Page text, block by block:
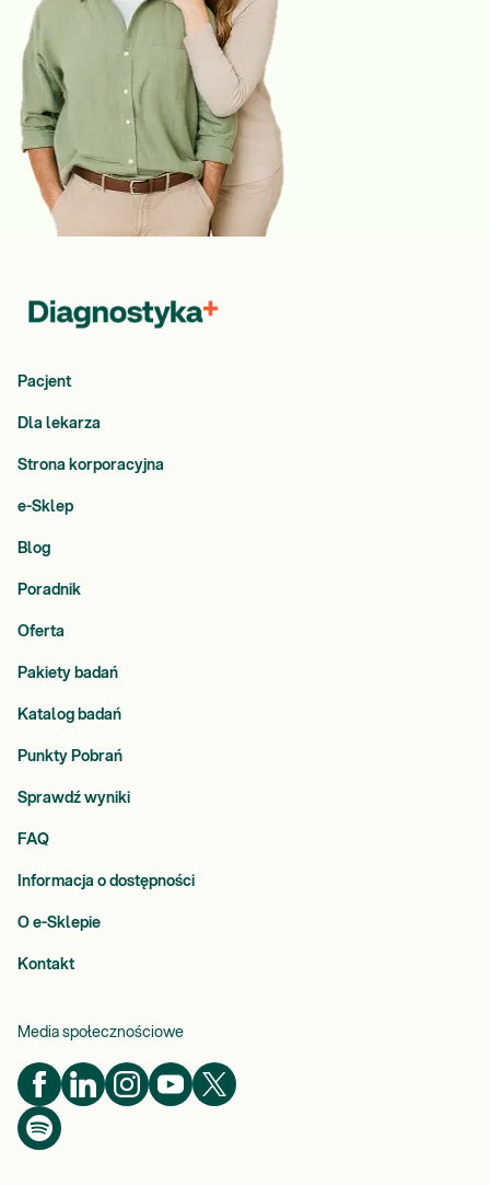
Pacjent
Dla lekarza
Strona korporacyjna
e-Sklep
Blog
Poradnik
Oferta
Pakiety badań
Katalog badań
Punkty Pobrań
Sprawdź wyniki
FAQ
Informacja o dostępności
O e-Sklepie
Kontakt
Media społecznościowe